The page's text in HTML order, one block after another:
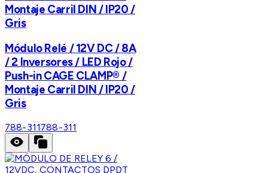
Montaje Carril DIN / IP20 /
Gris
Módulo Relé / 12V DC / 8A
/ 2 Inversores / LED Rojo /
Push-in CAGE CLAMP® /
Montaje Carril DIN / IP20 /
Gris
788-311788-311